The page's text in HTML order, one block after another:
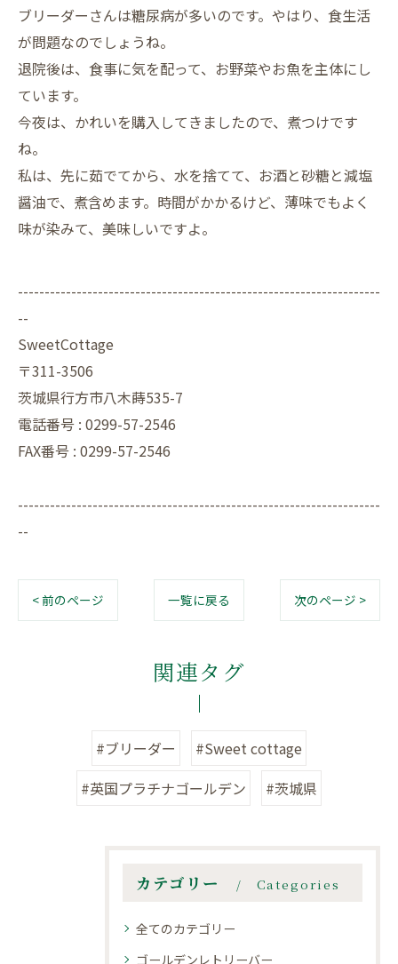
ブリーダーさんは糖尿病が多いのです。やはり、食生活
が問題なのでしょうね。
退院後は、食事に気を配って、お野菜やお魚を主体にし
ています。
今夜は、かれいを購入してきましたので、煮つけです
ね。
私は、先に茹でてから、水を捨てて、お酒と砂糖と減塩
醤油で、煮含めます。時間がかかるけど、薄味でもよく
味が染みて、美味しいですよ。
--------------------------------------------------------------------
--
SweetCottage
〒311-3506
茨城県行方市八木蒔535-7
電話番号 : 0299-57-2546
FAX番号 : 0299-57-2546
--------------------------------------------------------------------
--
< 前のページ 一覧に戻る 次のページ >
関連タグ
#ブリーダー
#Sweet cottage
#英国プラチナゴールデン
#茨城県
カテゴリー Categories
全てのカテゴリー
ゴールデンレトリーバー